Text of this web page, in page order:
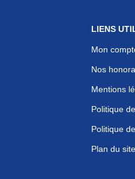
LIENS
Mon
Nos
Mentions
Politique
Politique
Plan du site